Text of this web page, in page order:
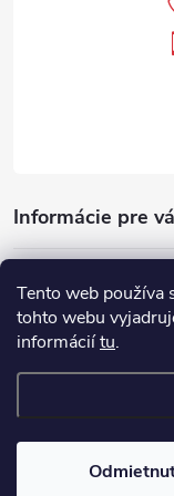
Tento web používa
tohto webu
informáciítu.
Informácie pre
Showroom